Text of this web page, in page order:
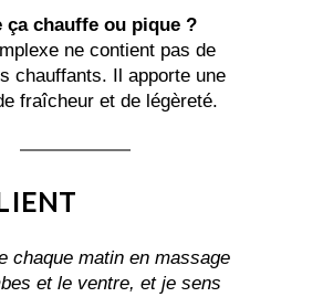
ça chauffe ou pique ?
ne contient pas de
chauffants. Il apporte une
fraîcheur et de légèreté.
chaque matin en massage
et le ventre, et je sens